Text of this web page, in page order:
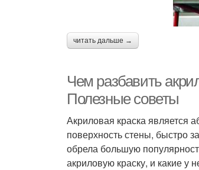
читать дальше →
Чем разбавить
Полезные советы
Акриловая краска является
поверхность стены, быстро
обрела большую
акриловую краску, и какие у